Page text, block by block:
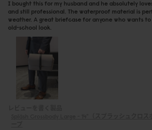
I bought this for my husband and he absolutely
and still professional. The waterproof material is
weather. A great briefcase for anyone who wants
old-school look.